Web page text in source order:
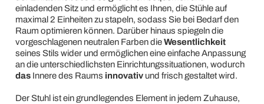
einladenden Sitz und ermöglicht es Ihnen, die Stühle auf
maximal 2 Einheiten zu stapeln, sodass Sie bei Bedarf den
Raum optimieren können. Darüber hinaus spiegeln die
vorgeschlagenen neutralen Farben dieWesentlichkeit
seines Stils wider und ermöglichen eine einfache Anpassung
an die unterschiedlichsten Einrichtungssituationen, wodurch
dasInnere des Raums innovativund frisch gestaltet wird.
Der Stuhl ist ein grundlegendes Element in jedem Zuhause,